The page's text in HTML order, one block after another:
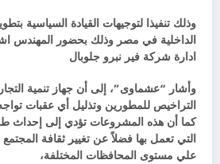
وذلك تنفيذا لتوجيهات القيادة السياسية
الداخلية في مصر وذلك بحضور
ادارة شركة فير نبرو جلوبال
وأشار “عشماوى”، إلى أن جهاز تنمية
التراخيص للمطورين وتذليل أي عقبات
كما أن هذه المشروعات تؤدي إلى إحداث
التي تعمل بها فضلاً عن تغيير ثقافة المجتمع
علي مستوى المحافظات المختلفة،